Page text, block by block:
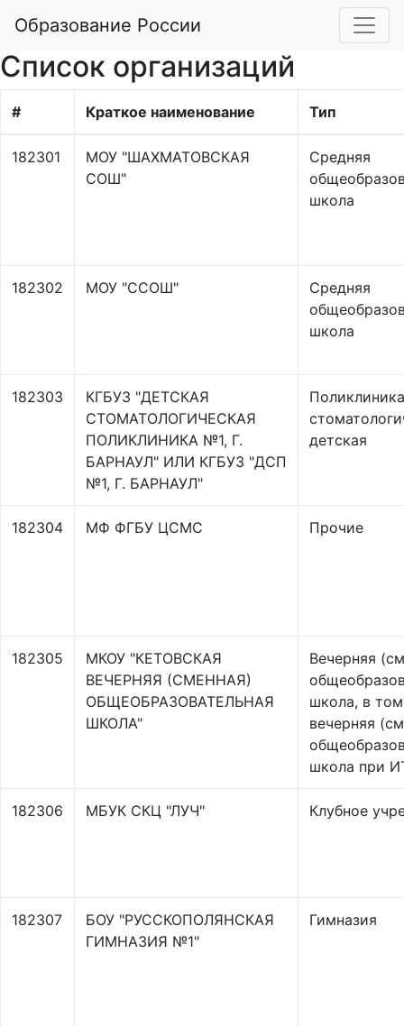
Образование России
Список организаций
# Краткое наименование Тип
182301
МОУ "ШАХМАТОВСКАЯ
СОШ"
Средняя
школа
182302 МОУ "ССОШ"
Средняя
школа
182303
КГБУЗ "ДЕТСКАЯ
СТОМАТОЛОГИЧЕСКАЯ
ПОЛИКЛИНИКА №1, Г.
БАРНАУЛ" ИЛИ КГБУЗ "ДСП
№1, Г. БАРНАУЛ"
Поликлиника
детская
182304 МФ ФГБУ ЦСМС Прочие
182305
МКОУ "КЕТОВСКАЯ
ВЕЧЕРНЯЯ (СМЕННАЯ)
ОБЩЕОБРАЗОВАТЕЛЬНАЯ
ШКОЛА"
Вечерняя
школа, в
вечерняя
школа при
182306 МБУК СКЦ "ЛУЧ" Клубное
182307
БОУ "РУССКОПОЛЯНСКАЯ
ГИМНАЗИЯ №1"
Гимназия